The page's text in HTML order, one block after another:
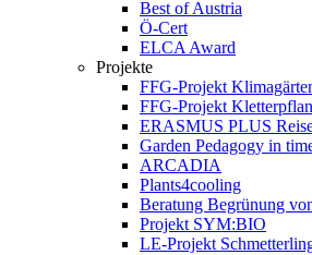
Best of Austria
Ö-Cert
ELCA Award
Projekte
FFG-Projekt
FFG-Projekt
ERASMUS PLUS
Garden Pedagogy in
ARCADIA
Plants4cooling
Beratung Begrünung
Projekt SYM:BIO
LE-Projekt